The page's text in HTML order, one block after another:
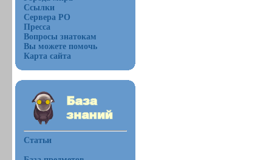
Ссылки
Сервера РО
Пресса
Вопросы знатокам
Вы можете помочь
Карта сайта
Статьи